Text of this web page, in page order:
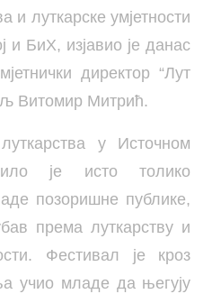
и луткарске умјетности
и БиХ, изјавио је данас
директор “Лут
Витомир Митрић.
у Источном
је исто толико
позоришне публике,
према луткарству и
Фестивал је кроз
учио младе да његују